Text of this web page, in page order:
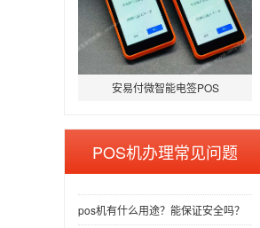
安易付微智能电签POS
POS机办理常见问题
pos机有什么用途？能保证安全吗？